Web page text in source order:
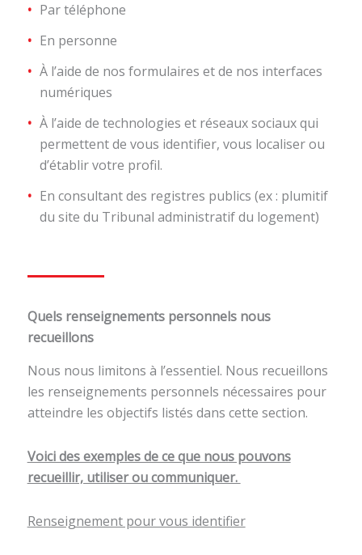
Par téléphone
En personne
À l’aide de nos formulaires et de nos interfaces
numériques
À l’aide de technologies et réseaux sociaux qui
permettent de vous identifier, vous localiser ou
d’établir votre profil.
En consultant des registres publics (ex : plumitif
du site du Tribunal administratif du logement)
Quels renseignements personnels nous
recueillons
Nous nous limitons à l’essentiel. Nous recueillons
les renseignements personnels nécessaires pour
atteindre les objectifs listés dans cette section.
Voici des exemples de ce que nous pouvons
recueillir, utiliser ou communiquer.
Renseignement pour vous identifier